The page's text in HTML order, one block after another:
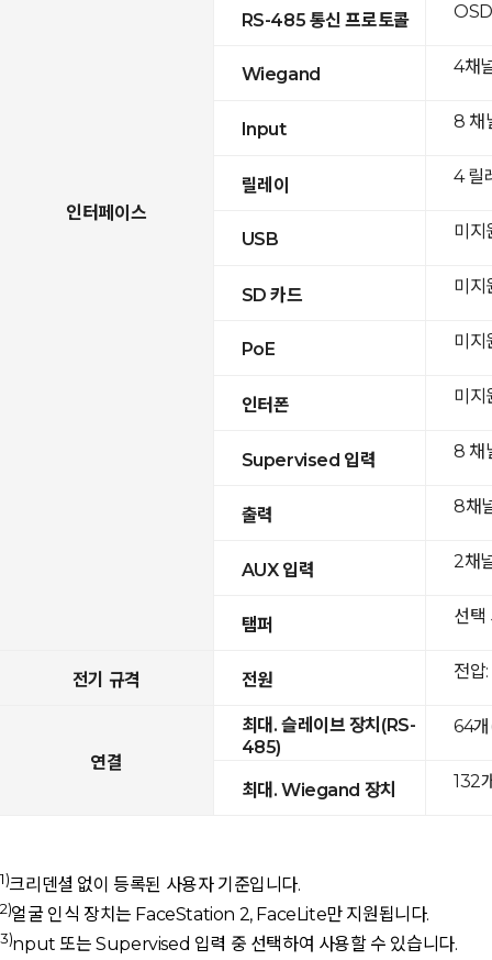
인터페이스
RS-485 통신 프로토콜
Wiegand
Input
릴레이
USB
SD 카드
PoE
인터폰
Supervised 입력
출력
AUX 입력
탬퍼
전기 규격 전원
연결
최대. 슬레이브 장치(RS-
485)
최대. Wiegand 장치
4채
8 채
4 릴
미지
미지
미지
미지
8 채
8채
2채
선택
전압
64개
132
1)크리덴셜 없이 등록된 사용자 기준입니다.
2)얼굴 인식 장치는 FaceStation 2, FaceLite만 지원됩니다.
3)nput 또는 Supervised 입력 중 선택하여 사용할 수 있습니다.